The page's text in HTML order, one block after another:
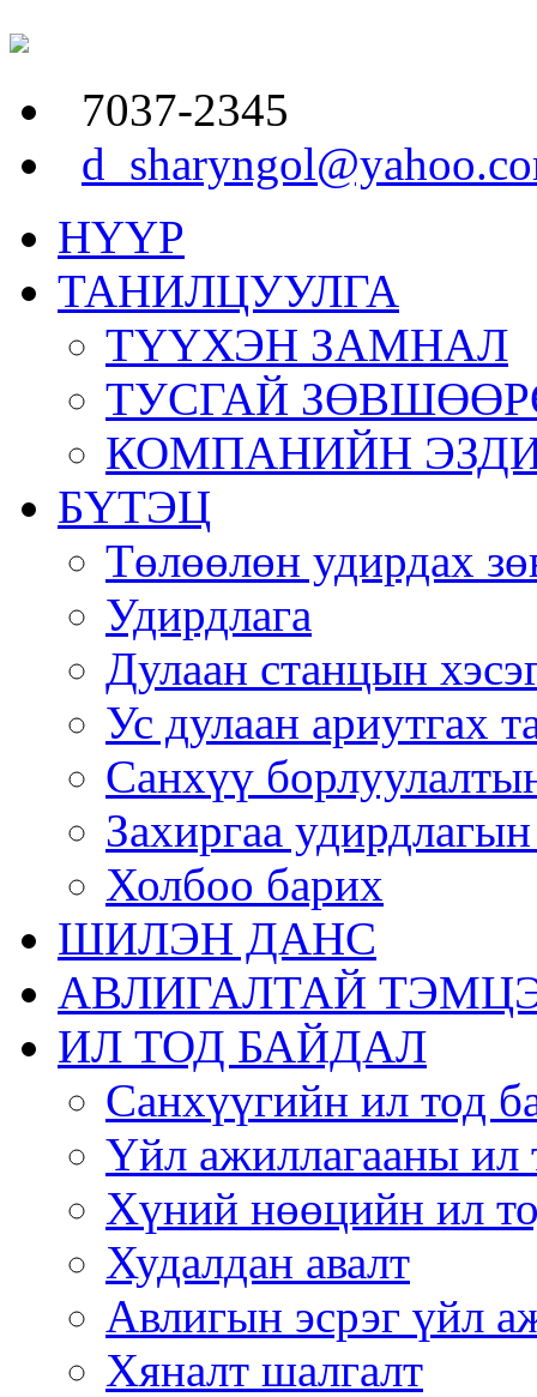
7037-2345
НҮҮР
ТАНИЛЦУУЛГА
ТҮҮХЭН ЗАМНАЛ
ТУСГАЙ
КОМПАНИЙН
БҮТЭЦ
Төлөөлөн удирдах
Удирдлага
Дулаан станцын
Ус дулаан ариутгах
Санхүү
Захиргаа удирдлагын
Холбоо барих
ШИЛЭН ДАНС
АВЛИГАЛТАЙ
ИЛ ТОД БАЙДАЛ
Санхүүгийн ил тод
Үйл ажиллагааны ил
Хүний нөөцийн ил
Худалдан авалт
Авлигын эсрэг үйл
Хяналт шалгалт